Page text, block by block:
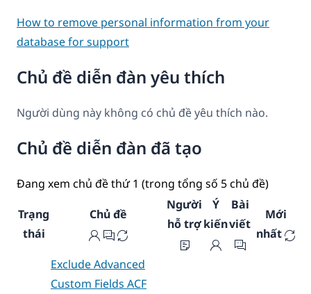
Chủ đề diễn đàn yêu thích
Người dùng này không có chủ đề yêu thích nào.
Chủ đề diễn đàn đã tạo
Đang xem chủ đề thứ 1 (trong tổng số 5 chủ đề)
Trạng
thái
Chủ đề
Người
hỗ trợ
Ý
kiến
Bài
viết
Mới
nhất
Exclude Advanced
Custom Fields ACF
How to remove personal information from your
database for support